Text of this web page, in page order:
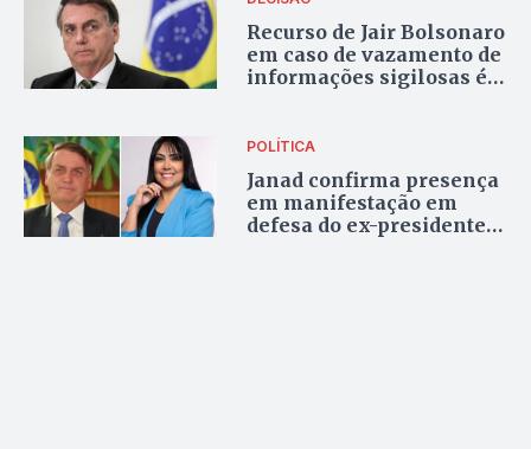
Recurso de Jair Bolsonaro
em caso de vazamento de
informações sigilosas é
POLÍTICA
Janad confirma presença
em manifestação em
defesa do ex-presidente